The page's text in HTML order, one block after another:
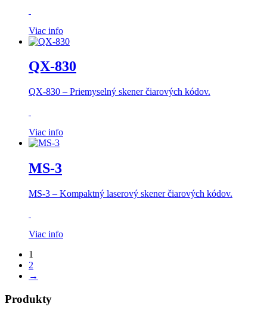
Viac info
QX-830
QX-830 – Priemyselný skener čiarových kódov.
Viac info
MS-3
MS-3 – Kompaktný laserový skener čiarových kódov.
Viac info
1
2
→
Produkty